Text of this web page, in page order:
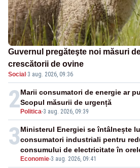
Guvernul pregăteşte noi măsuri
crescătorii de ovine
Social·3 aug. 2026, 09:36
2Politica-3 aug. 2026, 09:39
Marii consumatori de energie ar
Scopul măsurii de urgență
3
Economie-3 aug. 2026, 09:41
Ministerul Energiei se întâlnește
consumatori industriali pentru
consumului de electricitate în